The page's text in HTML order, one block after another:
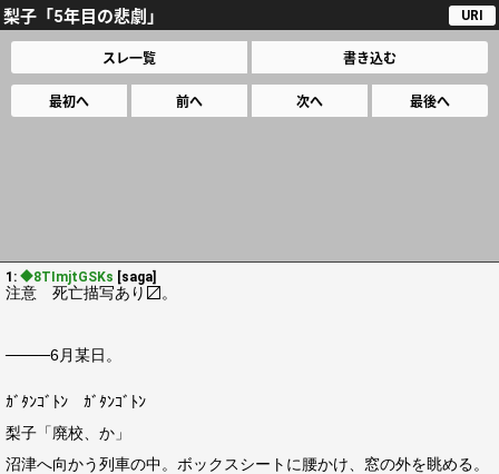
梨子「5年目の悲劇」 URI
スレ一覧 書き込む
最初へ 前へ 次へ 最後へ
1: ◆8TImjtGSKs [saga]
注意 死亡描写あり〼。
────6月某日。
ｶﾞﾀﾝｺﾞﾄﾝ ｶﾞﾀﾝｺﾞﾄﾝ
梨子「廃校、か」
沼津へ向かう列車の中。ボックスシートに腰かけ、窓の外を眺める。